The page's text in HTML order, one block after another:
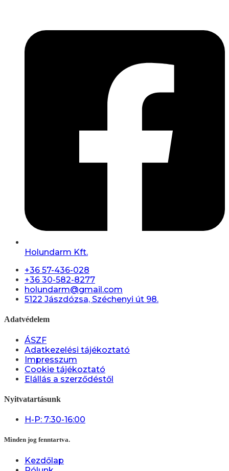
Holundarm Kft.
+36 57-436-028
+36 30-582-8277
holundarm@gmail.com
5122 Jászdózsa, Széchenyi út 98.
Adatvédelem
ÁSZF
Adatkezelési tájékoztató
Impresszum
Cookie tájékoztató
Elállás a szerződéstől
Nyitvatartásunk
H-P: 7:30-16:00
Minden jog fenntartva.
Kezdőlap